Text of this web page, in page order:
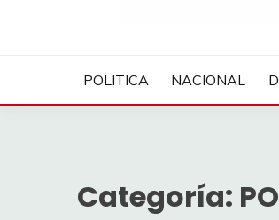
POLITICA NACIONAL
Categoría: